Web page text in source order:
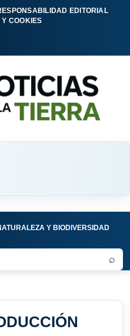
EDITORIAL
COOKIES
Y BIODIVERSIDAD
⌕